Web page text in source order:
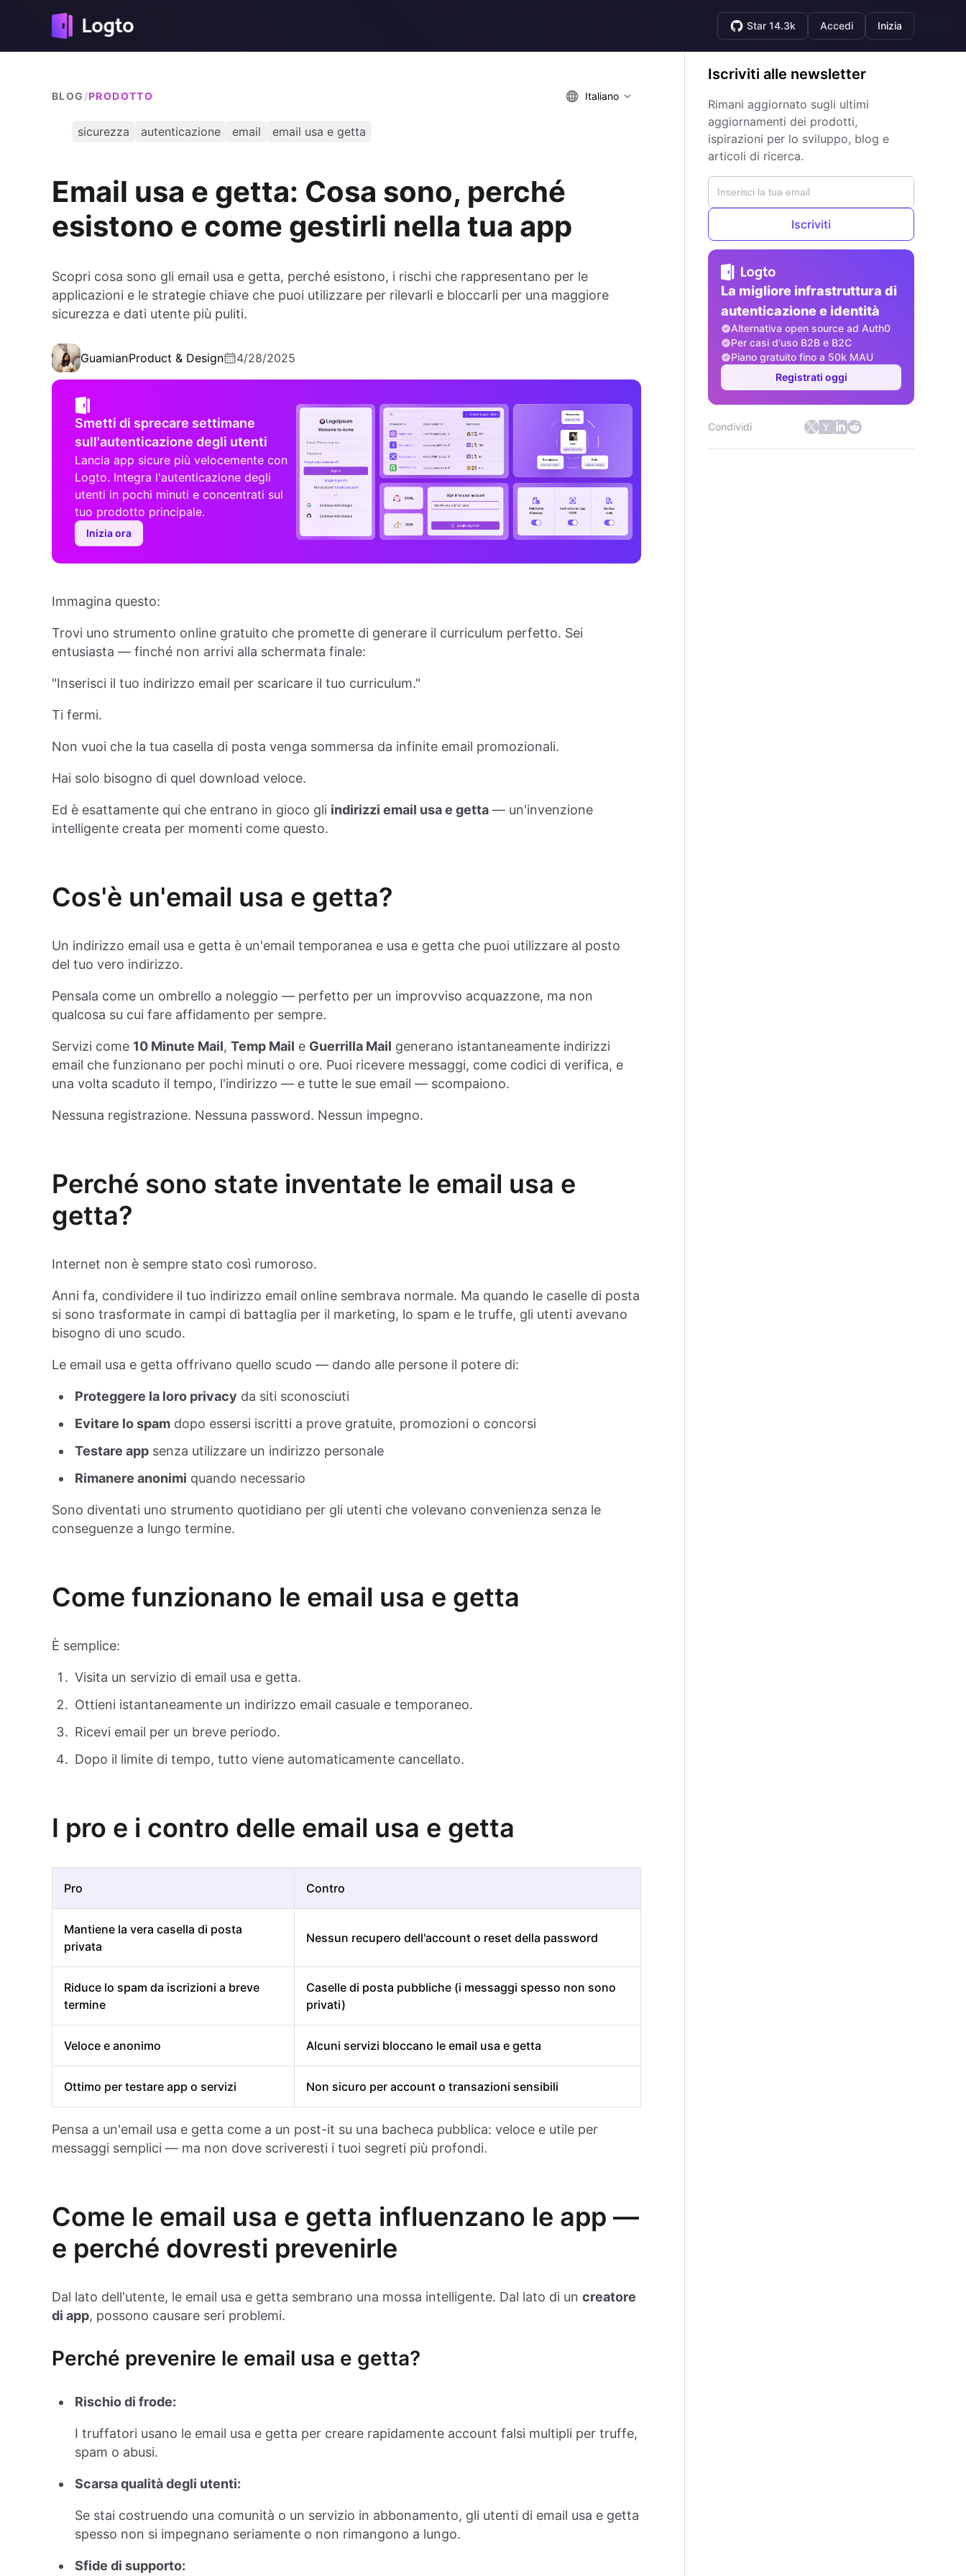
Star 14.3k Accedi Inizia
BLOG /PRODOTTO Italiano
sicurezza autenticazione email email usa e getta
Email usa e getta: Cosa sono, perché
esistono e come gestirli nella tua app
Scopri cosa sono gli email usa e getta, perché esistono, i rischi che rappresentano per le
applicazioni e le strategie chiave che puoi utilizzare per rilevarli e bloccarli per una maggiore
sicurezza e dati utente più puliti.
GuamianProduct & Design 4/28/2025
Smetti di sprecare settimane
sull'autenticazione degli utenti
Lancia app sicure più velocemente con
Logto. Integra l'autenticazione degli
utenti in pochi minuti e concentrati sul
tuo prodotto principale.
Inizia ora
Immagina questo:
Trovi uno strumento online gratuito che promette di generare il curriculum perfetto. Sei
entusiasta — finché non arrivi alla schermata finale:
"Inserisci il tuo indirizzo email per scaricare il tuo curriculum."
Ti fermi.
Non vuoi che la tua casella di posta venga sommersa da infinite email promozionali.
Hai solo bisogno di quel download veloce.
Ed è esattamente qui che entrano in gioco gli indirizzi email usa e getta — un'invenzione
intelligente creata per momenti come questo.
Cos'è un'email usa e getta?
Un indirizzo email usa e getta è un'email temporanea e usa e getta che puoi utilizzare al posto
del tuo vero indirizzo.
Pensala come un ombrello a noleggio — perfetto per un improvviso acquazzone, ma non
qualcosa su cui fare affidamento per sempre.
Servizi come 10 Minute Mail, Temp Mail e Guerrilla Mail generano istantaneamente indirizzi
email che funzionano per pochi minuti o ore. Puoi ricevere messaggi, come codici di verifica, e
una volta scaduto il tempo, l'indirizzo — e tutte le sue email — scompaiono.
Nessuna registrazione. Nessuna password. Nessun impegno.
Perché sono state inventate le email usa e
getta?
Internet non è sempre stato così rumoroso.
Anni fa, condividere il tuo indirizzo email online sembrava normale. Ma quando le caselle di posta
si sono trasformate in campi di battaglia per il marketing, lo spam e le truffe, gli utenti avevano
bisogno di uno scudo.
Le email usa e getta offrivano quello scudo — dando alle persone il potere di:
Proteggere la loro privacy da siti sconosciuti
Evitare lo spam dopo essersi iscritti a prove gratuite, promozioni o concorsi
Testare app senza utilizzare un indirizzo personale
Rimanere anonimi quando necessario
Sono diventati uno strumento quotidiano per gli utenti che volevano convenienza senza le
conseguenze a lungo termine.
Come funzionano le email usa e getta
È semplice:
Visita un servizio di email usa e getta.
Ottieni istantaneamente un indirizzo email casuale e temporaneo.
Ricevi email per un breve periodo.
Dopo il limite di tempo, tutto viene automaticamente cancellato.
I pro e i contro delle email usa e getta
Pro Contro
Mantiene la vera casella di posta
privata
Nessun recupero dell'account o reset della password
Riduce lo spam da iscrizioni a breve
termine
Caselle di posta pubbliche (i messaggi spesso non sono
privati)
Veloce e anonimo Alcuni servizi bloccano le email usa e getta
Ottimo per testare app o servizi Non sicuro per account o transazioni sensibili
Pensa a un'email usa e getta come a un post-it su una bacheca pubblica: veloce e utile per
messaggi semplici — ma non dove scriveresti i tuoi segreti più profondi.
Come le email usa e getta influenzano le app —
e perché dovresti prevenirle
Dal lato dell'utente, le email usa e getta sembrano una mossa intelligente. Dal lato di un creatore
di app, possono causare seri problemi.
Perché prevenire le email usa e getta?
Rischio di frode:
I truffatori usano le email usa e getta per creare rapidamente account falsi multipli per truffe,
spam o abusi.
Scarsa qualità degli utenti:
Se stai costruendo una comunità o un servizio in abbonamento, gli utenti di email usa e getta
spesso non si impegnano seriamente o non rimangono a lungo.
Sfide di supporto:
Iscriviti alle newsletter
Rimani aggiornato sugli ultimi
aggiornamenti dei prodotti,
ispirazioni per lo sviluppo, blog e
articoli di ricerca.
Iscriviti
La migliore infrastruttura di
autenticazione e identità
Alternativa open source ad Auth0
Per casi d'uso B2B e B2C
Piano gratuito fino a 50k MAU
Registrati oggi
Condividi